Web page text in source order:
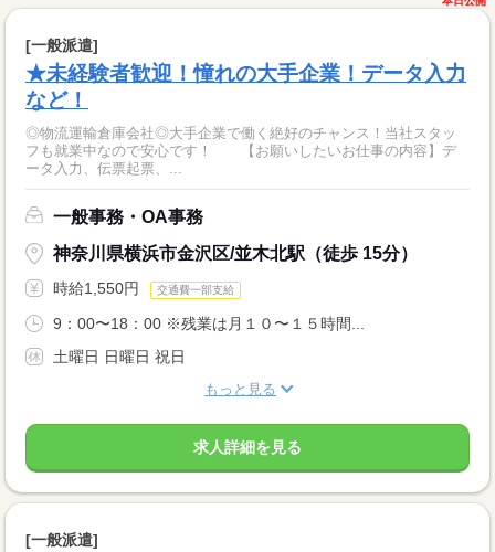
[一般派遣]
★未経験者歓迎！憧れの大手企業！データ入力
など！
◎物流運輸倉庫会社◎大手企業で働く絶好のチャンス！当社スタッ
フも就業中なので安心です！ 【お願いしたいお仕事の内容】デ
ータ入力、伝票起票、...
一般事務・OA事務
神奈川県横浜市金沢区/並木北駅（徒歩 15分）
時給1,550円 交通費一部支給
9：00〜18：00 ※残業は月１０〜１５時間...
土曜日 日曜日 祝日
もっと見る
求人詳細を見る
[一般派遣]